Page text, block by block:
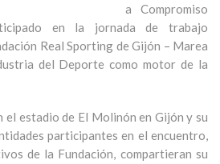
a Compromiso
en la jornada de trabajo
Real Sporting de Gijón – Marea
del Deporte como motor de la
el estadio de El Molinón en Gijón y su
participantes en el encuentro,
de la Fundación, compartieran su